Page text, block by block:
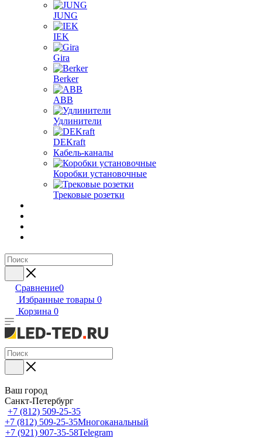
JUNG
IEK
Gira
Berker
ABB
Удлинители
DEKraft
Кабель-каналы
Коробки установочные
Трековые розетки
Сравнение0
Избранные товары 0
Корзина 0
Ваш город
Санкт-Петербург
+7 (812) 509-25-35
+7 (812) 509-25-35Многоканальный
+7 (921) 907-35-58Telegram